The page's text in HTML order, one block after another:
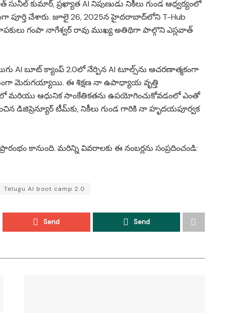
కుమార్, ప్రఖ్యాత AI నిపుణుడు నికీలు గుండ ఆధ్వర్యంలో
పూర్తి చేశారు. జూలై 26, 2025న హైదరాబాద్‌లోని T-Hub
గంపా నాగేశ్వర్ రావు ముఖ్య అతిథిగా పాల్గొని ఎస్లవాత్
AI బూట్ క్యాంప్ 2.0లో నేర్పిన AI టూల్స్‌ను ఆచరణాత్మకంగా
మెరుగయ్యాయి. ఈ శిక్షణ నా ఉపాధ్యాయ వృత్తి
మరియు ఆధునిక సాంకేతికతను ఉపయోగించుకోవడంలో ఎంతో
డిజిప్రెన్యూర్ టీమ్‌కు, నికీలు గుండ గారికి నా హృదయపూర్వక
కానుంది. మరిన్ని వివరాలకు ఈ నంబర్లను సంప్రదించండి:
Telugu AI boot camp 2.0
Send Send